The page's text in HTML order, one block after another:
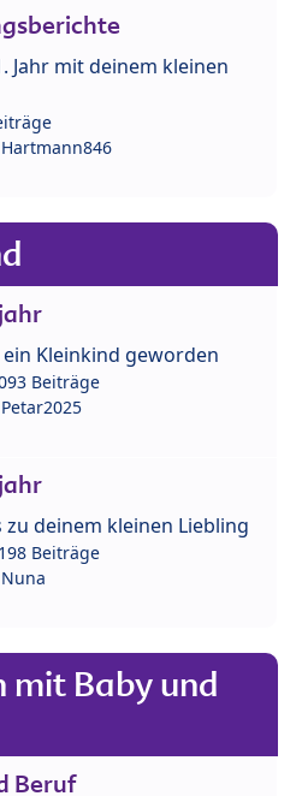
Jahr mit deinem kleinen
Hartmann846
Kleinkind geworden
Beiträge
Petar2025
zu deinem kleinen Liebling
Beiträge
Nuna
mit Baby und
Beruf